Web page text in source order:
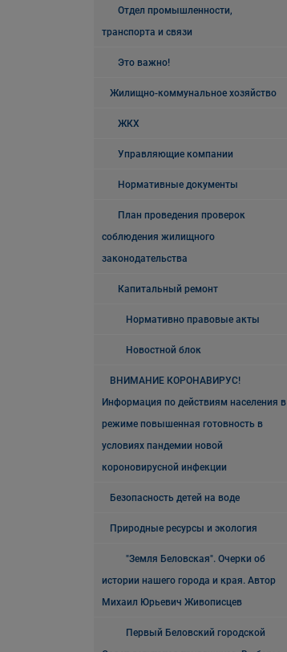
Отдел промышленности,
транспорта и связи
Это важно!
Жилищно-коммунальное хозяйство
ЖКХ
Управляющие компании
Нормативные документы
План проведения проверок
соблюдения жилищного
законодательства
Капитальный ремонт
Нормативно правовые акты
Новостной блок
ВНИМАНИЕ КОРОНАВИРУС!
Информация по действиям населения в
режиме повышенная готовность в
условиях пандемии новой
короновирусной инфекции
Безопасность детей на воде
Природные ресурсы и экология
"Земля Беловская". Очерки об
истории нашего города и края. Автор
Михаил Юрьевич Живописцев
Первый Беловский городской